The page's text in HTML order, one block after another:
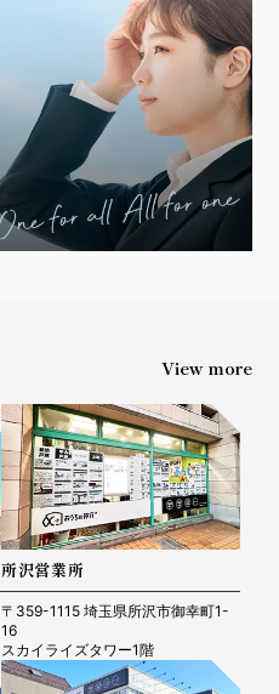
View more
所沢営業所
〒359-1115 埼玉県所沢市御幸町1-
16
スカイライズタワー1階